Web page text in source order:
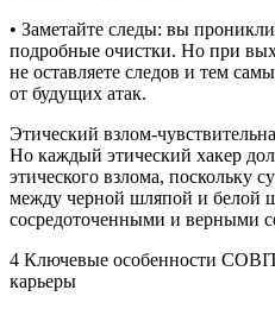
• Заметайте следы: вы
подробные очистки. Но при
не оставляете следов и тем
от будущих атак.
Этический взлом-
Но каждый этический хакер
этического взлома, поскольку
между черной шляпой и белой
сосредоточенными и верными
4 Ключевые особенности
карьеры